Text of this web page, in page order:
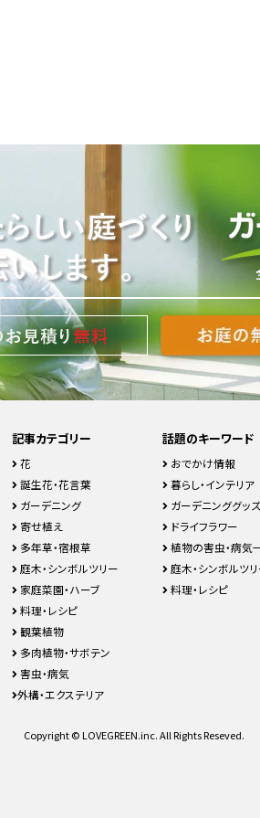
記事カテゴリー
花
誕生花・花言葉
ガーデニング
寄せ植え
多年草・宿根草
庭木・シンボルツリー
家庭菜園・ハーブ
料理・レシピ
観葉植物
多肉植物・サボテン
害虫・病気
外構・エクステリア
話題のキーワード
おでかけ情報
暮らし・インテリア
ガーデニンググッズ
ドライフラワー
植物の害虫・病気
庭木・シンボルツ
料理・レシピ
Copyright © LOVEGREEN.inc. All Rights Reseved.